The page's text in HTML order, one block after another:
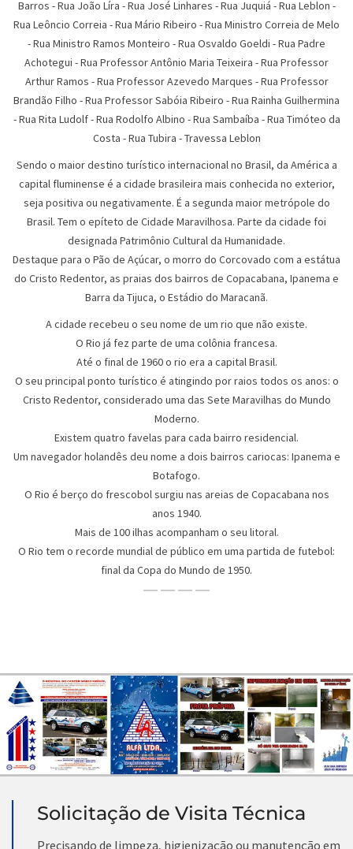
Barros - Rua João Líra - Rua José Linhares - Rua Juquiá - Rua Leblon -
Rua Leôncio Correia - Rua Mário Ribeiro - Rua Ministro Correia de Melo
- Rua Ministro Ramos Monteiro - Rua Osvaldo Goeldi - Rua Padre
Achotegui - Rua Professor Antônio Maria Teixeira - Rua Professor
Arthur Ramos - Rua Professor Azevedo Marques - Rua Professor
Brandão Filho - Rua Professor Sabóia Ribeiro - Rua Rainha Guilhermina
- Rua Rita Ludolf - Rua Rodolfo Albino - Rua Sambaíba - Rua Timóteo da
Costa - Rua Tubira - Travessa Leblon
Sendo o maior destino turístico internacional no Brasil, da América a
capital fluminense é a cidade brasileira mais conhecida no exterior,
seja positiva ou negativamente. É a segunda maior metrópole do
Brasil. Tem o epíteto de Cidade Maravilhosa. Parte da cidade foi
designada Patrimônio Cultural da Humanidade.
Destaque para o Pão de Açúcar, o morro do Corcovado com a estátua
do Cristo Redentor, as praias dos bairros de Copacabana, Ipanema e
Barra da Tijuca, o Estádio do Maracanã.
A cidade recebeu o seu nome de um rio que não existe.
O Rio já fez parte de uma colônia francesa.
Até o final de 1960 o rio era a capital Brasil.
O seu principal ponto turístico é atingindo por raios todos os anos: o
Cristo Redentor, considerado uma das Sete Maravilhas do Mundo
Moderno.
Existem quatro favelas para cada bairro residencial.
Um navegador holandês deu nome a dois bairros cariocas: Ipanema e
Botafogo.
O Rio é berço do frescobol surgiu nas areias de Copacabana nos
anos 1940.
Mais de 100 ilhas acompanham o seu litoral.
O Rio tem o recorde mundial de público em uma partida de futebol:
final da Copa do Mundo de 1950.
Solicitação de Visita Técnica
Precisando de limpeza, higienização ou manutenção em